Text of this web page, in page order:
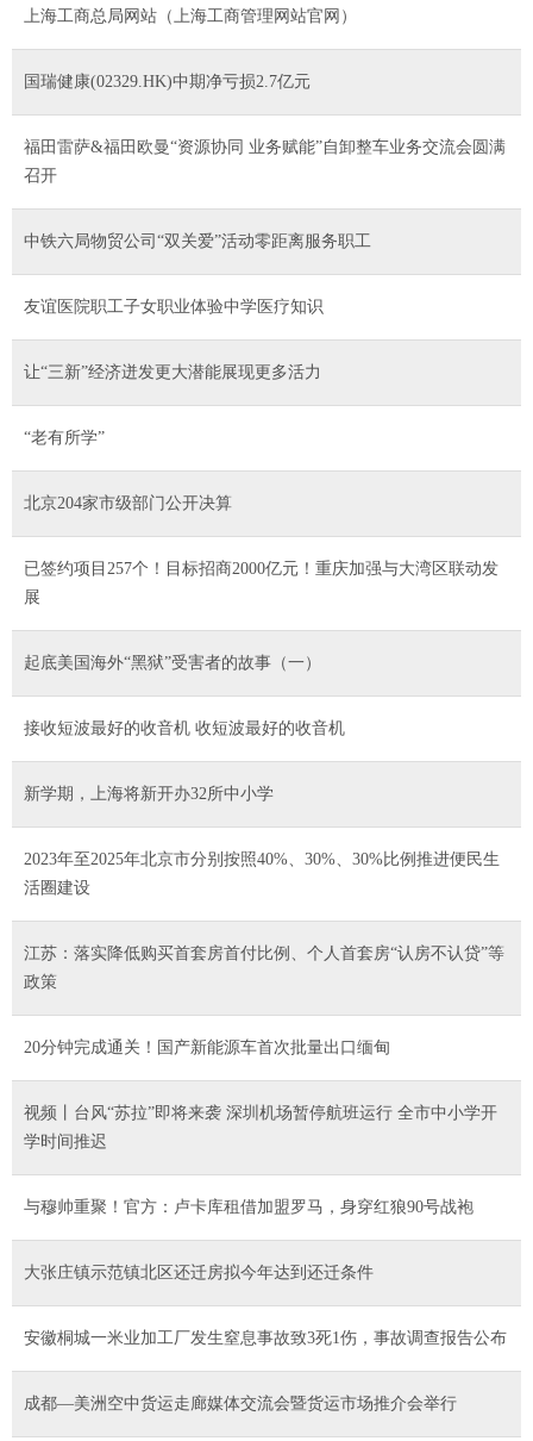
上海工商总局网站（上海工商管理网站官网）
国瑞健康(02329.HK)中期净亏损2.7亿元
福田雷萨&福田欧曼“资源协同 业务赋能”自卸整车业务交流会圆满
召开
中铁六局物贸公司“双关爱”活动零距离服务职工
友谊医院职工子女职业体验中学医疗知识
让“三新”经济迸发更大潜能展现更多活力
“老有所学”
北京204家市级部门公开决算
已签约项目257个！目标招商2000亿元！重庆加强与大湾区联动发
展
起底美国海外“黑狱”受害者的故事（一）
接收短波最好的收音机 收短波最好的收音机
新学期，上海将新开办32所中小学
2023年至2025年北京市分别按照40%、30%、30%比例推进便民生
活圈建设
江苏：落实降低购买首套房首付比例、个人首套房“认房不认贷”等
政策
20分钟完成通关！国产新能源车首次批量出口缅甸
视频丨台风“苏拉”即将来袭 深圳机场暂停航班运行 全市中小学开
学时间推迟
与穆帅重聚！官方：卢卡库租借加盟罗马，身穿红狼90号战袍
大张庄镇示范镇北区还迁房拟今年达到还迁条件
安徽桐城一米业加工厂发生窒息事故致3死1伤，事故调查报告公布
成都—美洲空中货运走廊媒体交流会暨货运市场推介会举行